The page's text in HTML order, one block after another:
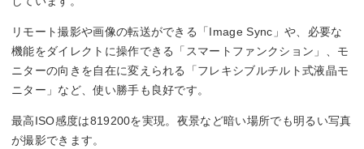
標準：ISO100～819200
記録フォーマット
JPEG/RAW
1/8000～30秒
リモート撮影や画像の転送ができる「Image Sync」や、必要な
機能をダイレクトに操作できる「スマートファンクション」、モ
ニターの向きを自在に変えられる「フレキシブルチルト式液晶モ
ニター」など、使い勝手も良好です。
最高ISO感度は819200を実現。夜景など暗い場所でも明るい写真
が撮影できます。